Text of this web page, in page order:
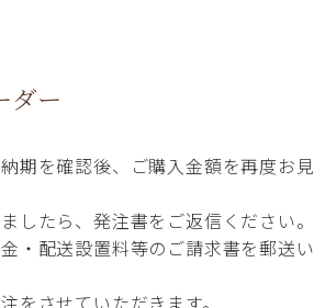
ダー
期を確認後、ご購入金額を再度お見
したら、発注書をご返信ください。
・配送設置料等のご請求書を郵送い
をさせていただきます。